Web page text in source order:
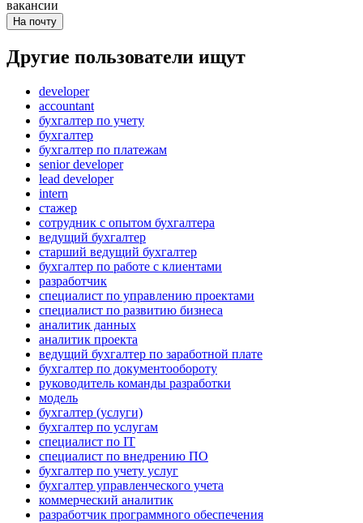
вакансии
На почту
Другие пользователи ищут
developer
accountant
бухгалтер по учету
бухгалтер
бухгалтер по платежам
senior developer
lead developer
intern
стажер
сотрудник с опытом бухгалтера
ведущий бухгалтер
старший ведущий бухгалтер
бухгалтер по работе с клиентами
разработчик
специалист по управлению проектами
специалист по развитию бизнеса
аналитик данных
аналитик проекта
ведущий бухгалтер по заработной плате
бухгалтер по документообороту
руководитель команды разработки
модель
бухгалтер (услуги)
бухгалтер по услугам
специалист по IT
специалист по внедрению ПО
бухгалтер по учету услуг
бухгалтер управленческого учета
коммерческий аналитик
разработчик программного обеспечения